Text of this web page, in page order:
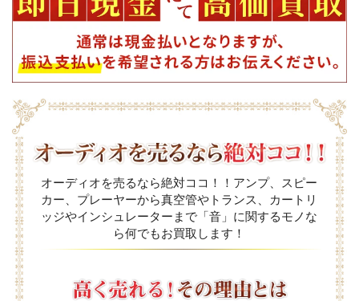
オーディオを売るなら絶対ココ！！アンプ、スピー
カー、プレーヤーから真空管やトランス、カートリ
ッジやインシュレーターまで「音」に関するモノな
ら何でもお買取します！